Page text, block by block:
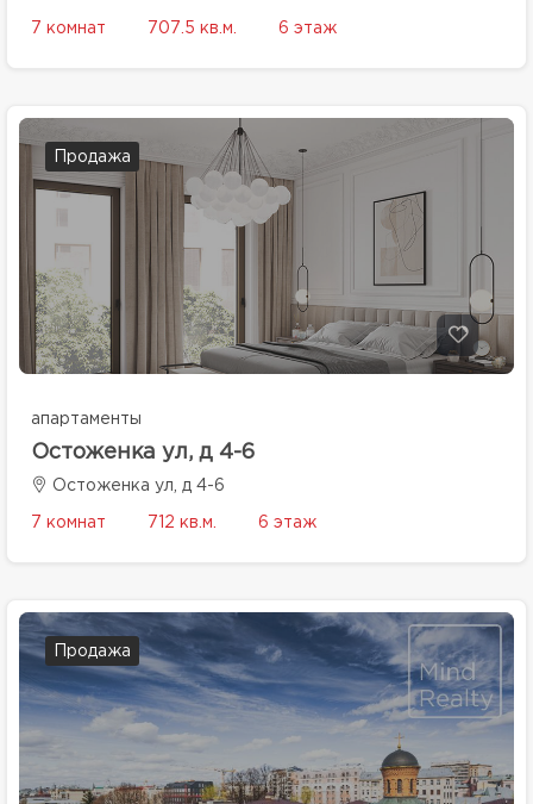
7 комнат 707.5 кв.м. 6 этаж
Продажа
апартаменты
Остоженка ул, д 4-6
Остоженка ул, д 4-6
7 комнат 712 кв.м. 6 этаж
Продажа